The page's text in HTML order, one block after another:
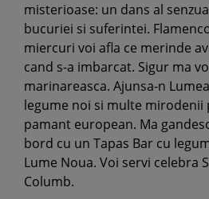
misterioase: un dans al
bucuriei si suferintei.
miercuri voi afla ce merinde
cand s-a imbarcat. Sigur ma
marinareasca. Ajunsa-n
legume noi si multe mirodenii
pamant european. Ma
bord cu un Tapas Bar cu
Lume Noua. Voi servi celebra
Columb.